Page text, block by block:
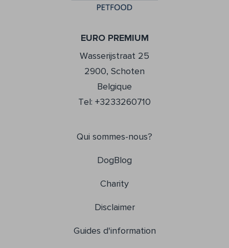
EURO PREMIUM
Wasserijstraat 25
2900, Schoten
Belgique
Tel: +3233260710
Qui sommes-nous?
DogBlog
Charity
Disclaimer
Guides d'information